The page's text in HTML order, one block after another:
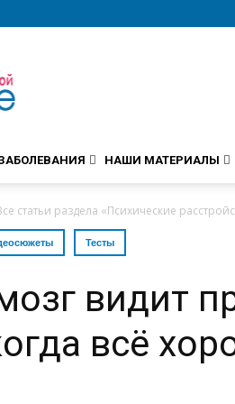
НАШИ МАТЕРИАЛЫ
статьи раздела «Психические
Тесты
видит
всё